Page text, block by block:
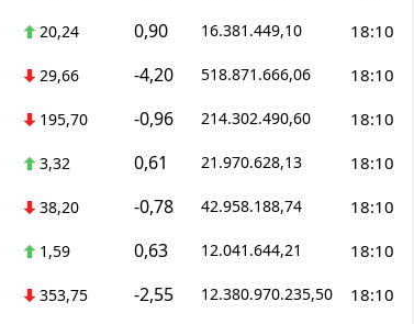
20,24 0,90 16.381.449,10 18:10
29,66 -4,20 518.871.666,06 18:10
195,70 -0,96 214.302.490,60 18:10
3,32 0,61 21.970.628,13 18:10
38,20 -0,78 42.958.188,74 18:10
1,59 0,63 12.041.644,21 18:10
353,75 -2,55 12.380.970.235,50 18:10